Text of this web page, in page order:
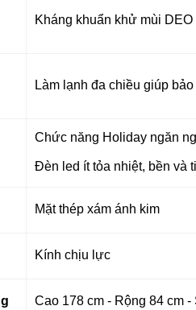
Kháng khuẩn khử mùi DEO
Làm lạnh đa chiều giúp
Chức năng Holiday ngăn
Đèn led ít tỏa nhiệt, bền và
Mặt thép xám ánh kim
Kính chịu lực
Cao 178 cm - Rộng 84 cm